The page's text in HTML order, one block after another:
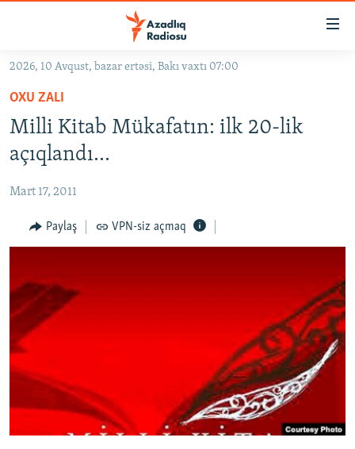
Əsas
qayıt
Əsas
naviqasiyaya
qayıt
#İZAHLA
KORRUPSIOMETR
#ƏSLINDƏ
FƏRQƏ BAX
QANUNI DOĞRU
MULTIMEDIA
VIDEO
İNFOQRAFIKA
KARIKATURA
RADIO ARXIV
AZƏRBAYCAN ƏDƏBIYYATI KITABXANASI
İSLAM VƏ DEMOKRATIYA
İZ - MƏDƏNIYYƏT PROQRAMI
HAQQIMIZDA
MISSIYAMIZ
PEŞƏ ETIKASI VƏ JURNALISTIKA STANDARTLARIMIZ
MATERIALLARIMIZDAN ISTIFADƏ
BIZI IZLƏ
2026, 10 Avqust, bazar ertəsi, Bakı vaxtı 07:00
OXU ZALI
Milli Kitab Mükafatın: ilk 20-lik
açıqlandı...
Mart 17, 2011
Paylaş VPN-siz açmaq